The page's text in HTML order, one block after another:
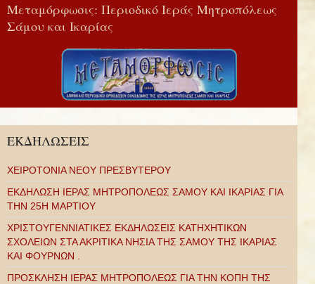
Μεταμόρφωσις: Περιοδικό Ιεράς Μητροπόλεως
Σάμου και Ικαρίας
ΕΚΔΗΛΩΣΕΙΣ
ΧΕΙΡΟΤΟΝΙΑ ΝΕΟΥ ΠΡΕΣΒΥΤΕΡΟΥ
ΕΚΔΗΛΩΣΗ ΙΕΡΑΣ ΜΗΤΡΟΠΟΛΕΩΣ ΣΑΜΟΥ ΚΑΙ ΙΚΑΡΙΑΣ ΓΙΑ
ΤΗΝ 25Η ΜΑΡΤΙΟΥ
ΧΡΙΣΤΟΥΓΕΝΝΙΑΤΙΚΕΣ ΕΚΔΗΛΩΣΕΙΣ ΚΑΤΗΧΗΤΙΚΩΝ
ΣΧΟΛΕΙΩΝ ΣΤΑ ΑΚΡΙΤΙΚΑ ΝΗΣΙΑ ΤΗΣ ΣΑΜΟΥ ΤΗΣ ΙΚΑΡΙΑΣ
ΚΑΙ ΦΟΥΡΝΩΝ .
ΠΡΟΣΚΛΗΣΗ ΙΕΡΑΣ ΜΗΤΡΟΠΟΛΕΩΣ ΓΙΑ ΤΗΝ ΚΟΠΗ ΤΗΣ